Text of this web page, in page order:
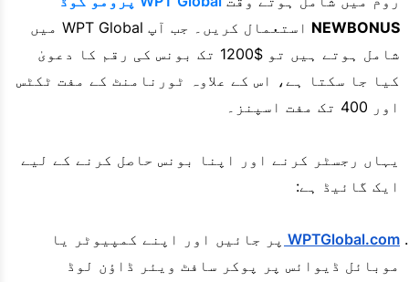
NEWBONUS
استعمال کریں۔ جب آپ WPT Global میں
شامل ہوتے ہیں تو $1200 تک بونس کی رقم کا دعویٰ
کیا جا سکتا ہے، اس کے علاوہ ٹورنامنٹ کے مفت ٹکٹس
اور 400 تک مفت اسپنز۔
یہاں رجسٹر کرنے اور اپنا بونس حاصل کرنے کے لیے
ایک گائیڈ ہے:
WPTGlobal.com پر جائیں اور اپنے کمپیوٹر یا
موبائل ڈیوائس پر پوکر سافٹ ویئر ڈاؤن لوڈ